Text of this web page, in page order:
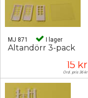
MJ 871 I lager
Altandörr 3-pack
15 kr
Ord. pris 36 kr